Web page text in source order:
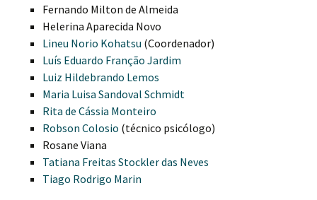
Fernando Milton de Almeida
Helerina Aparecida Novo
Lineu Norio Kohatsu (Coordenador)
Luís Eduardo Franção Jardim
Luiz Hildebrando Lemos
Maria Luisa Sandoval Schmidt
Rita de Cássia Monteiro
Robson Colosio (técnico psicólogo)
Rosane Viana
Tatiana Freitas Stockler das Neves
Tiago Rodrigo Marin